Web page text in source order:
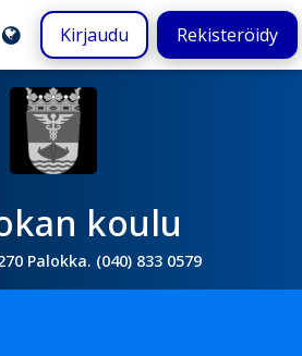
Kirjaudu Rekisteröidy
koulu
Palokka. (040) 833 0579